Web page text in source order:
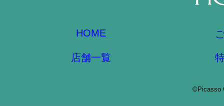
HOME
店舗一覧
©Picasso